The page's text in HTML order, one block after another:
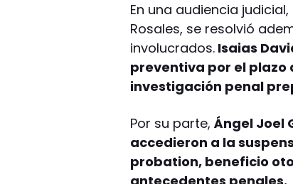
En una audiencia
Rosales, se resolvió
involucrados. Isaias
preventiva por el plazo
investigación penal
Por su parte,Ángel Joel
accedieron a la
probation, beneficio